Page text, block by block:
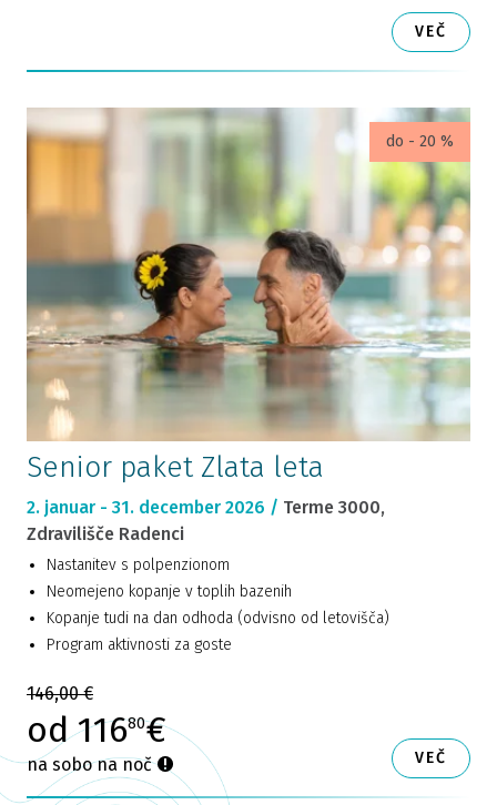
VEČ
do - 20 %
Senior paket Zlata leta
2. januar - 31. december 2026 / Terme 3000,
Zdravilišče Radenci
Nastanitev s polpenzionom
Neomejeno kopanje v toplih bazenih
Kopanje tudi na dan odhoda (odvisno od letovišča)
Program aktivnosti za goste
146,00 €
od 11680€
na sobo na noč VEČ